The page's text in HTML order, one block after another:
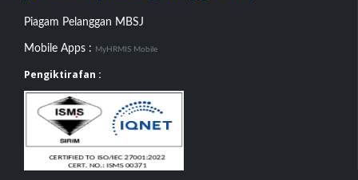
Piagam Pelanggan MBSJ
Mobile Apps : MyHRMIS Mobile
Pengiktirafan :